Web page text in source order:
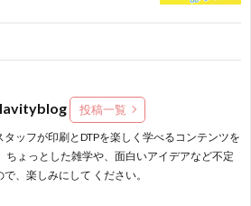
投稿一覧
タッフが印刷とDTPを楽しく学べるコンテンツを
ちょっとした雑学や、面白いアイデアなど不定
、楽しみにして ください。